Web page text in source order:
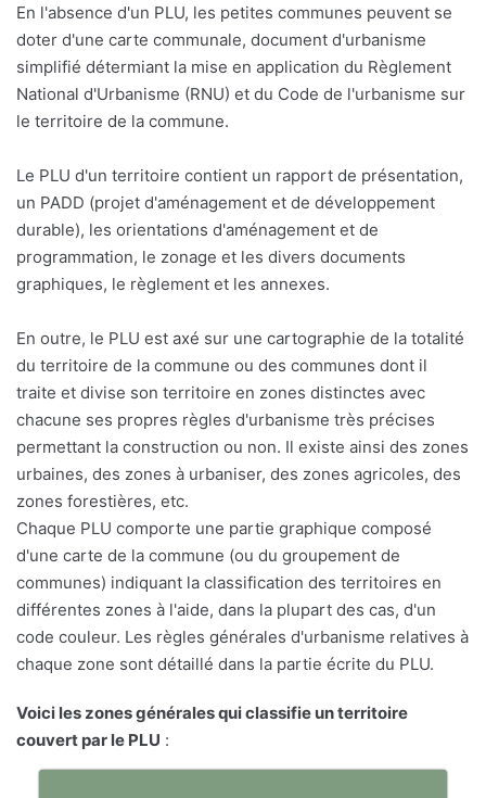
En l'absence d'un PLU, les petites communes peuvent se
doter d'une carte communale, document d'urbanisme
simplifié détermiant la mise en application du Règlement
National d'Urbanisme (RNU) et du Code de l'urbanisme sur
le territoire de la commune.
Le PLU d'un territoire contient un rapport de présentation,
un PADD (projet d'aménagement et de développement
durable), les orientations d'aménagement et de
programmation, le zonage et les divers documents
graphiques, le règlement et les annexes.
En outre, le PLU est axé sur une cartographie de la totalité
du territoire de la commune ou des communes dont il
traite et divise son territoire en zones distinctes avec
chacune ses propres règles d'urbanisme très précises
permettant la construction ou non. Il existe ainsi des zones
urbaines, des zones à urbaniser, des zones agricoles, des
zones forestières, etc.
Chaque PLU comporte une partie graphique composé
d'une carte de la commune (ou du groupement de
communes) indiquant la classification des territoires en
différentes zones à l'aide, dans la plupart des cas, d'un
code couleur. Les règles générales d'urbanisme relatives à
chaque zone sont détaillé dans la partie écrite du PLU.
Voici les zones générales qui classifie un territoire
couvert par le PLU :